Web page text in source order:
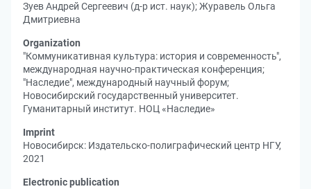
Зуев Андрей Сергеевич (д-р ист. наук);Журавель Ольга
Дмитриевна
Organization
"Коммуникативная культура: история и современность",
международная научно-практическая конференция;
"Наследие", международный научный форум;
Новосибирский государственный университет.
Гуманитарный институт. НОЦ «Наследие»
Imprint
Новосибирск: Издательско-полиграфический центр НГУ,
2021
Electronic publication